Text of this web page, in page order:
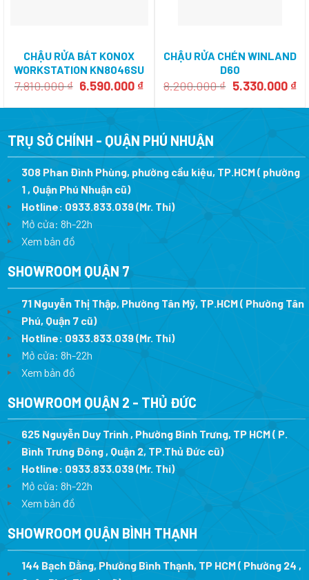
CHẬU RỬA BÁT KONOX
WORKSTATION KN8046SU
7.810.000₫ Giá
là:
6.590.000 ₫Giá
tại
6.590.000 ₫.
CHẬU RỬA CHÉN WINLAND
D60
8.200.000₫ Giá
là:
5.330.000 ₫
tại
TRỤ SỞ CHÍNH - QUẬN PHÚ NHUẬN
308 Phan Đình Phùng, phường cầu kiệu, TP.HCM ( phường
1 , Quận Phú Nhuận cũ)
Hotline: 0933.833.039(Mr. Thi)
Mở cửa: 8h-22h
Xem bản đồ
SHOWROOM QUẬN 7
71 Nguyễn Thị Thập, Phường Tân Mỹ, TP.HCM ( Phường Tân
Phú, Quận 7 cũ)
Hotline: 0933.833.039(Mr. Thi)
Mở cửa: 8h-22h
Xem bản đồ
SHOWROOM QUẬN 2 - THỦ ĐỨC
625 Nguyễn Duy Trinh , Phường Bình Trưng, TP HCM ( P.
Bình Trưng Đông , Quận 2, TP.Thủ Đức cũ)
Hotline: 0933.833.039(Mr. Thi)
Mở cửa: 8h-22h
Xem bản đồ
SHOWROOM QUẬN BÌNH THẠNH
144 Bạch Đằng, Phường Bình Thạnh, TP HCM ( Phường 24 ,